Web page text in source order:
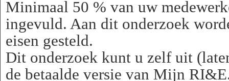
Minimaal 50 % van uw
ingevuld. Aan dit onderzoek
eisen gesteld.
Dit onderzoek kunt u zelf uit
de betaalde versie van Mijn